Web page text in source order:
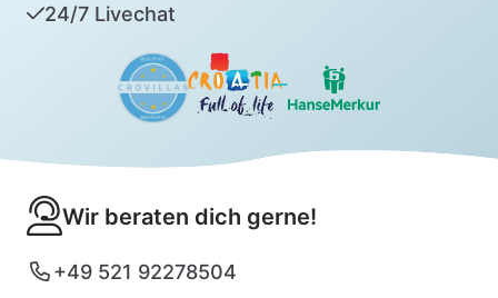
24/7 Livechat
Wir beraten dich gerne!
+49 521 92278504